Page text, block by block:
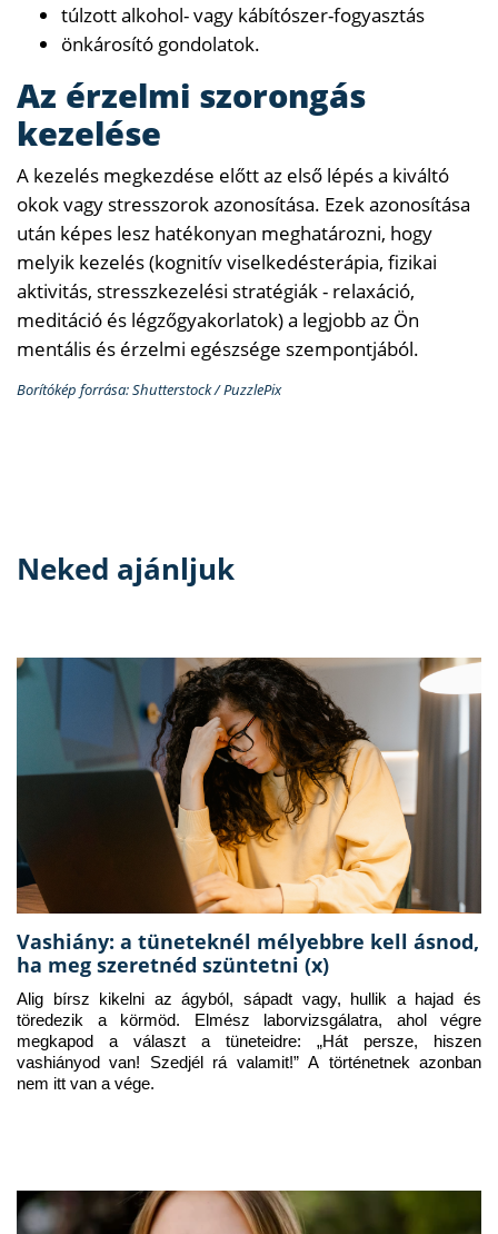
túlzott alkohol- vagy kábítószer-fogyasztás
önkárosító gondolatok.
Az érzelmi szorongás
kezelése
A kezelés megkezdése előtt az első lépés a kiváltó
okok vagy stresszorok azonosítása. Ezek azonosítása
után képes lesz hatékonyan meghatározni, hogy
melyik kezelés (kognitív viselkedésterápia, fizikai
aktivitás, stresszkezelési stratégiák - relaxáció,
meditáció és légzőgyakorlatok) a legjobb az Ön
mentális és érzelmi egészsége szempontjából.
Borítókép forrása: Shutterstock / PuzzlePix
Neked ajánljuk
Vashiány: a tüneteknél mélyebbre kell ásnod,
ha meg szeretnéd szüntetni (x)
Alig bírsz kikelni az ágyból, sápadt vagy, hullik a hajad és
töredezik a körmöd. Elmész laborvizsgálatra, ahol végre
megkapod a választ a tüneteidre: „Hát persze, hiszen
vashiányod van! Szedjél rá valamit!” A történetnek azonban
nem itt van a vége.